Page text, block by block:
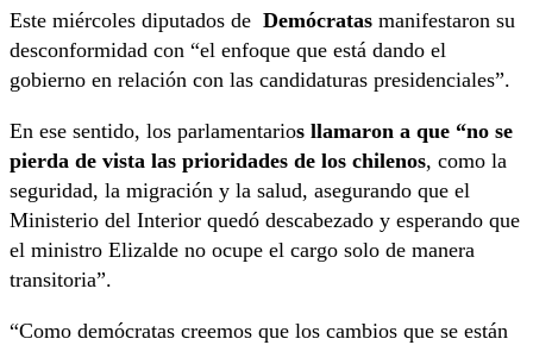
Este miércoles diputados de Demócratas manifestaron su
desconformidad con “el enfoque que está dando el
gobierno en relación con las candidaturas presidenciales”.
En ese sentido, los parlamentarios llamaron a que “no se
pierda de vista las prioridades de los chilenos, como la
seguridad, la migración y la salud, asegurando que el
Ministerio del Interior quedó descabezado y esperando que
el ministro Elizalde no ocupe el cargo solo de manera
transitoria”.
“Como demócratas creemos que los cambios que se están